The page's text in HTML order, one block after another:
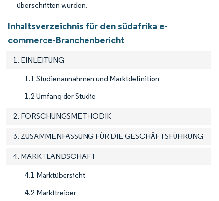
überschritten wurden.
Inhaltsverzeichnis für den südafrika e-
commerce-Branchenbericht
1. EINLEITUNG
1.1 Studienannahmen und Marktdefinition
1.2 Umfang der Studie
2. FORSCHUNGSMETHODIK
3. ZUSAMMENFASSUNG FÜR DIE GESCHÄFTSFÜHRUNG
4. MARKTLANDSCHAFT
4.1 Marktübersicht
4.2 Markttreiber